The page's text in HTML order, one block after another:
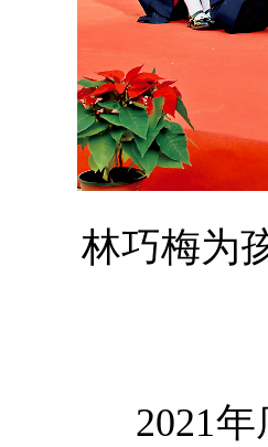
林巧梅为
2021年